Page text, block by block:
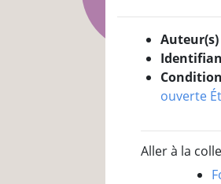
Auteur(s)
ouverte
Aller à la